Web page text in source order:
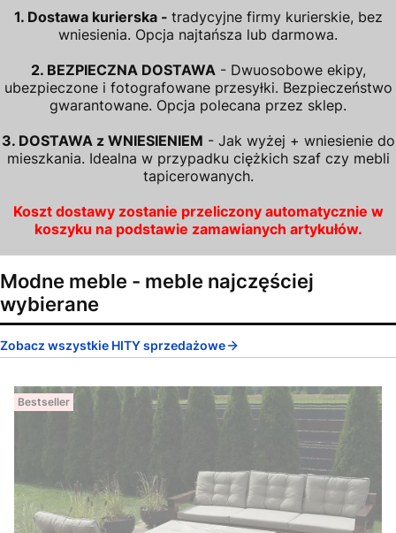
1. Dostawa kurierska - tradycyjne firmy kurierskie, bez
wniesienia. Opcja najtańsza lub darmowa.
2. BEZPIECZNA DOSTAWA - Dwuosobowe ekipy,
ubezpieczone i fotografowane przesyłki. Bezpieczeństwo
gwarantowane. Opcja polecana przez sklep.
3. DOSTAWA z WNIESIENIEM - Jak wyżej + wniesienie do
mieszkania. Idealna w przypadku ciężkich szaf czy mebli
tapicerowanych.
Koszt dostawy zostanie przeliczony automatycznie w
koszyku na podstawie zamawianych artykułów.
Modne meble - meble najczęściej
wybierane
Zobacz wszystkie HITY sprzedażowe
Bestseller